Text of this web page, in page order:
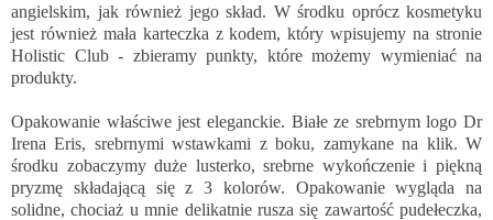
angielskim, jak również jego skład. W środku oprócz kosmetyku
jest również mała karteczka z kodem, który wpisujemy na stronie
Holistic Club- zbieramy punkty, które możemy wymieniać na
produkty.
Opakowanie właściwe jest eleganckie. Białe ze srebrnym logo Dr
Irena Eris, srebrnymi wstawkami z boku, zamykane na klik. W
środku zobaczymy duże lusterko, srebrne wykończenie i piękną
pryzmę składającą się z 3 kolorów. Opakowanie wygląda na
solidne, chociaż u mnie delikatnie rusza się zawartość pudełeczka,